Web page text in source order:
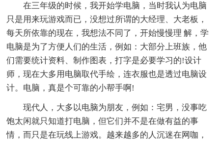
在三年级的时候，我开始学电脑，当时我认为电脑
只是用来玩游戏而已，没想过所谓的大经理、大老板，
每天所依靠的现在，我想法不同了，开始慢慢理 解，学
电脑是为了方便人们的生活，例如：大部分上班族，他
们需要统计资料、制作图表，打字是必要学习的!设计
师，现在大多用电脑取代手绘，连衣服也是透过电脑设
计。电脑，真是个可靠的小帮手啊!
现代人，大多以电脑为朋友，例如：宅男，没事吃
饱太闲就只知道打电脑，但它们并不是在做有益的事
情，而只是在玩线上游戏。越来越多的人沉迷在网咖，